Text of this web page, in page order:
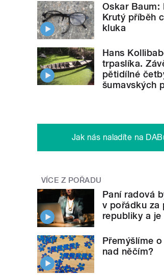
Oskar Baum:
Krutý příběh
kluka
Hans
trpaslíka.
pětidílné
šumavských
Jak nás naladíte na
VÍCE Z POŘADU
Paní radová
v pořádku za
republiky a je
Přemýšlíme
nad něčím?